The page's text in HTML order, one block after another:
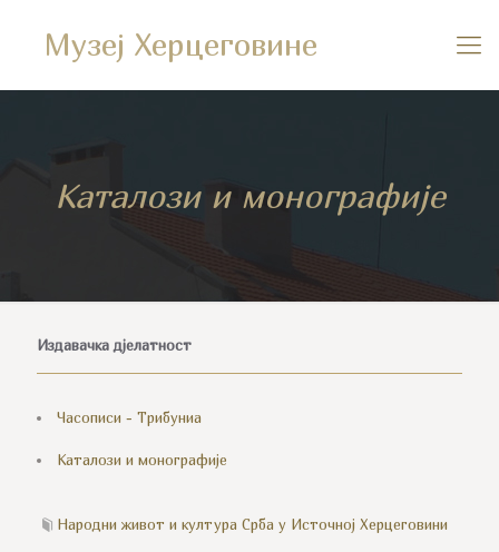
Музеј Херцеговине
Каталози и монографије
Издавачка дјелатност
Часописи - Трибуниа
Каталози и монографије
Народни живот и култура Срба у Источној Херцеговини